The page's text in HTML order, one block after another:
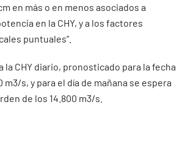
en más o en menos asociados a
en la CHY, y a los factores
puntuales”.
la CHY diario, pronosticado para la fecha
m3/s, y para el día de mañana se espera
de los 14.800 m3/s.